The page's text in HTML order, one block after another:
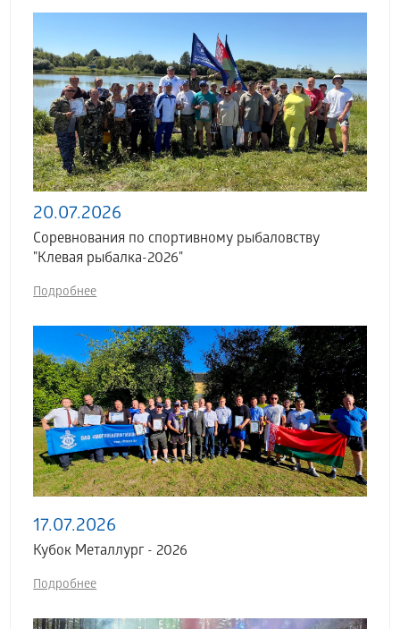
20.07.2026
Соревнования по спортивному рыбаловству
"Клевая рыбалка-2026"
Подробнее
17.07.2026
Кубок Металлург - 2026
Подробнее